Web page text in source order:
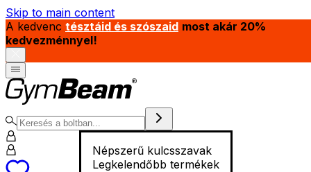
Skip to main content
A kedvenc tésztáid és szószaid most akár 20%
kedvezménnyel!
Népszerű kulcsszavak
Legkelendőbb termékek